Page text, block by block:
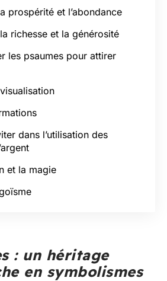
prospérité et l’abondance
richesse et la générosité
les psaumes pour attirer
dans l’utilisation des
et la magie
: un héritage
en symbolismes